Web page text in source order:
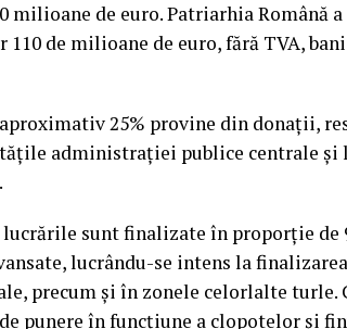
milioane de euro. Patriarhia Română
de milioane de euro, fără TVA,
25% provine din donaţii,
administraţiei publice centrale şi
sunt finalizate în proporţie de
lucrându-se intens la
precum şi în zonele celorlalte turle.
punere în funcţiune a clopotelor şi